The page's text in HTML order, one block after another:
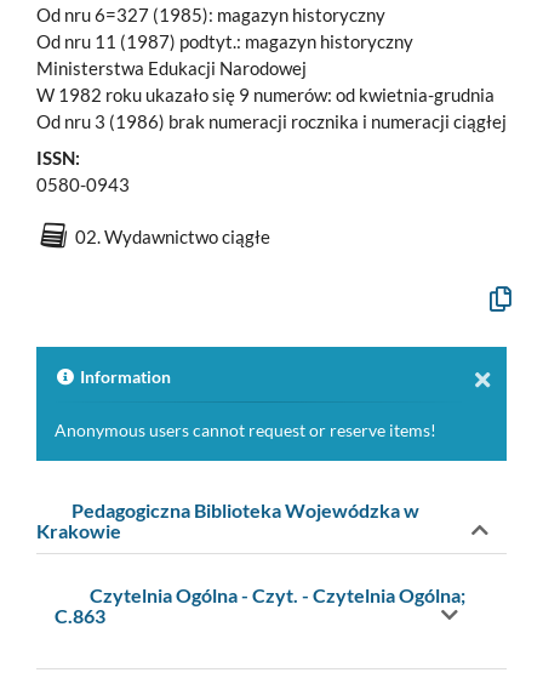
Od nru 6=327 (1985): magazyn historyczny
Od nru 11 (1987) podtyt.: magazyn historyczny
Ministerstwa Edukacji Narodowej
W 1982 roku ukazało się 9 numerów: od kwietnia-grudnia
Od nru 3 (1986) brak numeracji rocznika i numeracji ciągłej
ISSN:
0580-0943
02. Wydawnictwo ciągłe
Copy
Information
Anonymous users cannot request or reserve items!
Pedagogiczna Biblioteka Wojewódzka w
Krakowie
Czytelnia Ogólna - Czyt. - Czytelnia Ogólna;
C.863